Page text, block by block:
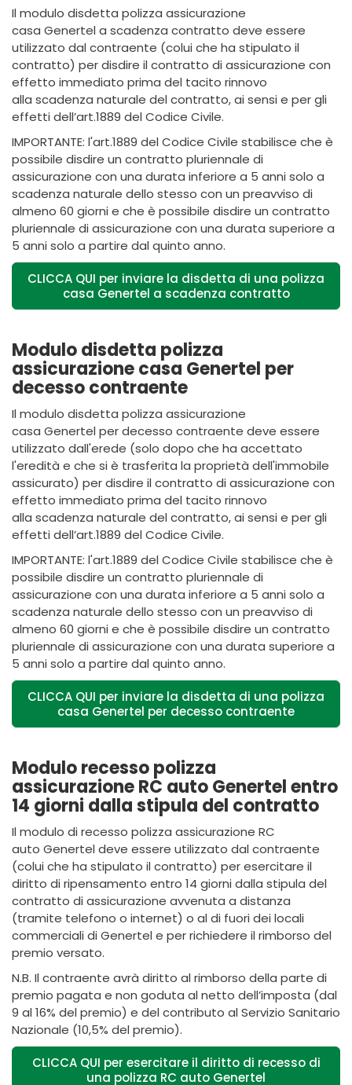
Il modulo disdetta polizza assicurazione
casa Genertel a scadenza contratto deve essere
utilizzato dal contraente (colui che ha stipulato il
contratto) per disdire il contratto di assicurazione con
effetto immediato prima del tacito rinnovo
alla scadenza naturale del contratto, ai sensi e per gli
effetti dell’art.1889 del Codice Civile.
IMPORTANTE: l'art.1889 del Codice Civile stabilisce che è
possibile disdire un contratto pluriennale di
assicurazione con una durata inferiore a 5 anni solo a
scadenza naturale dello stesso con un preavviso di
almeno 60 giorni e che è possibile disdire un contratto
pluriennale di assicurazione con una durata superiore a
5 anni solo a partire dal quinto anno.
CLICCA QUI per inviare la disdetta di una polizza
casa Genertel a scadenza contratto
Modulo disdetta polizza
assicurazione casa Genertel per
decesso contraente
Il modulo disdetta polizza assicurazione
casa Genertel per decesso contraente deve essere
utilizzato dall'erede (solo dopo che ha accettato
l'eredità e che si è trasferita la proprietà dell'immobile
assicurato) per disdire il contratto di assicurazione con
effetto immediato prima del tacito rinnovo
alla scadenza naturale del contratto, ai sensi e per gli
effetti dell’art.1889 del Codice Civile.
IMPORTANTE: l'art.1889 del Codice Civile stabilisce che è
possibile disdire un contratto pluriennale di
assicurazione con una durata inferiore a 5 anni solo a
scadenza naturale dello stesso con un preavviso di
almeno 60 giorni e che è possibile disdire un contratto
pluriennale di assicurazione con una durata superiore a
5 anni solo a partire dal quinto anno.
CLICCA QUI per inviare la disdetta di una polizza
casa Genertel per decesso contraente
Modulo recesso polizza
assicurazione RC auto Genertel entro
14 giorni dalla stipula del contratto
Il modulo di recesso polizza assicurazione RC
auto Genertel deve essere utilizzato dal contraente
(colui che ha stipulato il contratto) per esercitare il
diritto di ripensamento entro 14 giorni dalla stipula del
contratto di assicurazione avvenuta a distanza
(tramite telefono o internet) o al di fuori dei locali
commerciali di Genertel e per richiedere il rimborso del
premio versato.
N.B. Il contraente avrà diritto al rimborso della parte di
premio pagata e non goduta al netto dell’imposta (dal
9 al 16% del premio) e del contributo al Servizio Sanitario
Nazionale (10,5% del premio).
CLICCA QUI per esercitare il diritto di recesso di
una polizza RC auto Genertel